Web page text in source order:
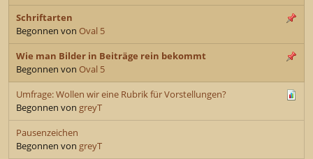
Schriftarten
Begonnen von Oval 5
Wie man Bilder in Beiträge rein bekommt
Begonnen von Oval 5
Umfrage: Wollen wir eine Rubrik für Vorstellungen?
Begonnen von greyT
Pausenzeichen
Begonnen von greyT